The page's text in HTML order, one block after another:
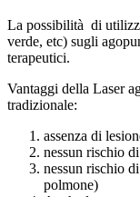
La possibilità di
verde, etc) sugli
terapeutici.
Vantaggi della Laser
tradizionale:
assenza di
nessun rischio
nessun rischio
polmone)